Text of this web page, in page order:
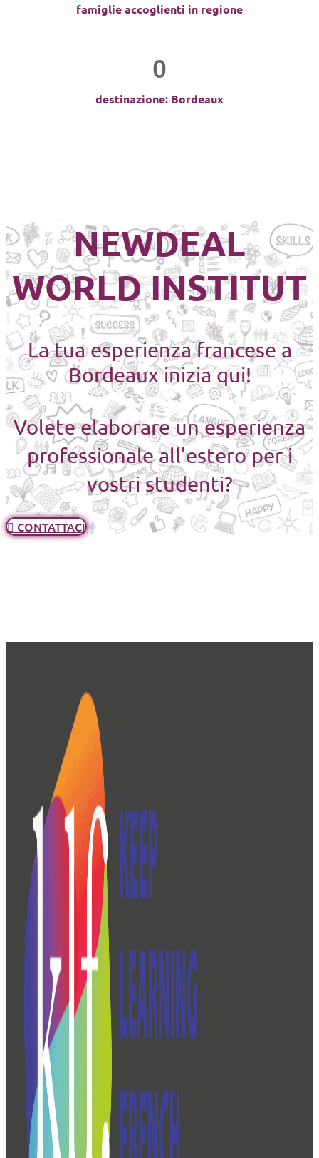
famiglie accoglienti in regione
0
destinazione: Bordeaux
NEWDEAL
WORLD INSTITUT
La tua esperienza francese a
Bordeaux inizia qui!
Volete elaborare un esperienza
professionale all’estero per i
vostri studenti?
CONTATTACI